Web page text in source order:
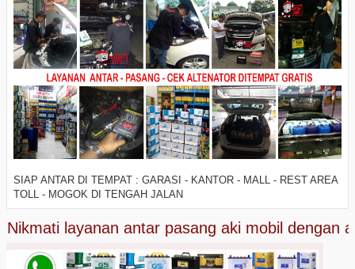
SIAP ANTAR DI TEMPAT : GARASI - KANTOR - MALL - REST AREA
TOLL - MOGOK DI TENGAH JALAN
layanan antar pasang aki mobil dengan